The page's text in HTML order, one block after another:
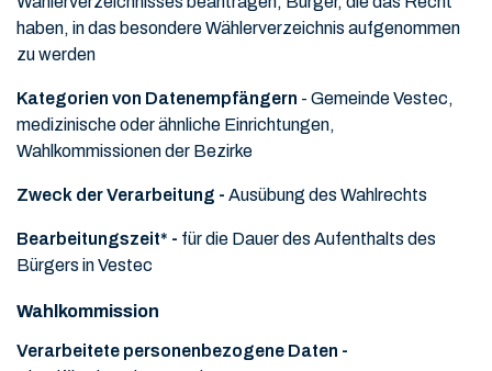
haben, in das besondere Wählerverzeichnis aufgenommen
zu werden
Kategorien von Datenempfängern - Gemeinde Vestec,
medizinische oder ähnliche Einrichtungen,
Wahlkommissionen der Bezirke
Zweck der Verarbeitung - Ausübung des Wahlrechts
Bearbeitungszeit* - für die Dauer des Aufenthalts des
Bürgers in Vestec
Wahlkommission
Verarbeitete personenbezogene Daten -